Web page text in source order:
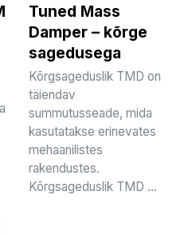
Tuned Mass
Damper – kõrge
sagedusega
Kõrgsageduslik TMD on
täiendav
summutusseade, mida
kasutatakse erinevates
mehaanilistes
rakendustes.
Kõrgsageduslik TMD ...